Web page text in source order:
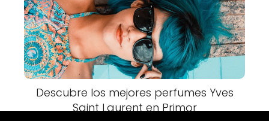
Descubre los mejores perfumes Yves
Saint Laurent en Primor